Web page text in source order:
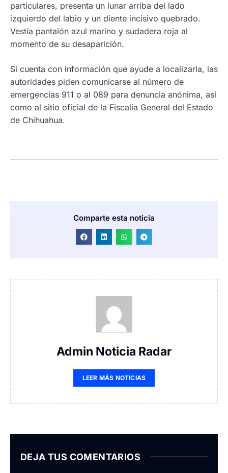
particulares, presenta un lunar arriba del lado
izquierdo del labio y un diente incisivo quebrado.
Vestía pantalón azul marino y sudadera roja al
momento de su desaparición.
Si cuenta con información que ayude a localizarla, las
autoridades piden comunicarse al número de
emergencias 911 o al 089 para denuncia anónima, así
como al sitio oficial de la Fiscalía General del Estado
de Chihuahua.
Comparte esta noticia
Admin Noticia Radar
LEER MÁS NOTICIAS
DEJA TUS COMENTARIOS